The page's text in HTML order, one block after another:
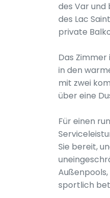
des Var
des Lac
private
Das
in den
mit zwei
über eine
Für einen
Sie bereit,
sportlich